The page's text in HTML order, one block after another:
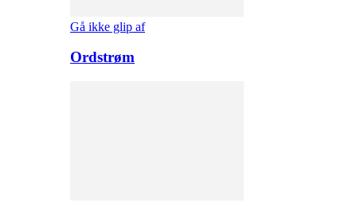
Gå ikke glip af
Ordstrøm